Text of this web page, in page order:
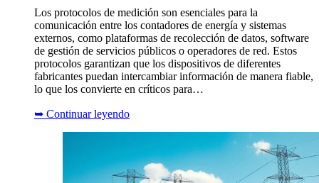
Los protocolos de medición son esenciales para la
comunicación entre los contadores de energía y sistemas
externos, como plataformas de recolección de datos, software
de gestión de servicios públicos o operadores de red. Estos
protocolos garantizan que los dispositivos de diferentes
fabricantes puedan intercambiar información de manera fiable,
lo que los convierte en críticos para…
➥ Continuar leyendo